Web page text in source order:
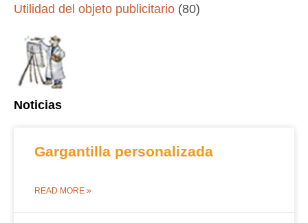
Utilidad del objeto publicitario (80)
Noticias
Gargantilla personalizada
READ MORE »